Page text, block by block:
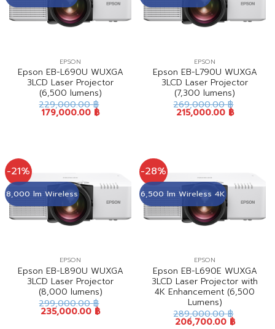
EPSON
Epson EB-L690U WUXGA
3LCD Laser Projector
(6,500 lumens)
229,000.00฿
179,000.00 ฿
EPSON
Epson EB-L790U WUXGA
3LCD Laser Projector
(7,300 lumens)
269,000.00฿
215,000.00 ฿
-21%
8,000 lm Wireless
EPSON
Epson EB-L890U WUXGA
3LCD Laser Projector
(8,000 lumens)
299,000.00฿
235,000.00 ฿
-28%
6,500 lm Wireless 4K
EPSON
Epson EB-L690E WUXGA
3LCD Laser Projector with
4K Enhancement (6,500
Lumens)
289,000.00฿
206,700.00 ฿